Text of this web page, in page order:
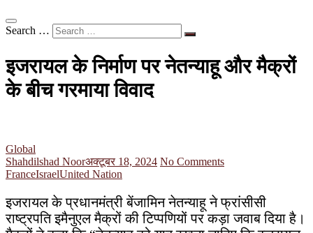
Search …
इजरायल के निर्माण पर नेतन्याहू और मैक्रों
के बीच गरमाया विवाद
Global
Shahdilshad Noorअक्टूबर 18, 2024 No Comments
FranceIsraelUnited Nation
इजरायल के प्रधानमंत्री बेंजामिन नेतन्याहू ने फ्रांसीसी
राष्ट्रपति इमैनुएल मैक्रों की टिप्पणियों पर कड़ा जवाब दिया है।